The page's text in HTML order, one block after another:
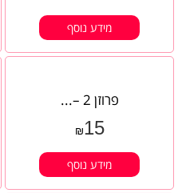
מידע נוסף
פרוזן 2 –...
₪15
מידע נוסף